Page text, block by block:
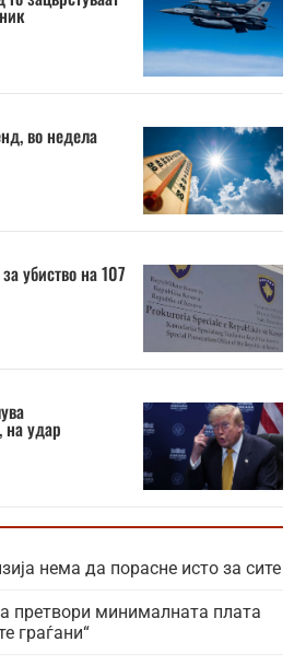
во недела
убиство на 107
на удар
нема да порасне исто за сите
претвори минималната плата
граѓани“